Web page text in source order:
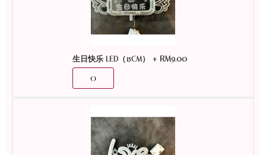
生日快乐 LED（15CM） + RM9.00